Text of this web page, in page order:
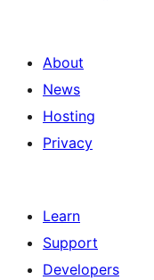
About
News
Hosting
Privacy
Learn
Support
Developers